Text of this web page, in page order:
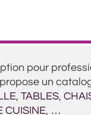
pour
un
, TABLES,
CUISINE, …